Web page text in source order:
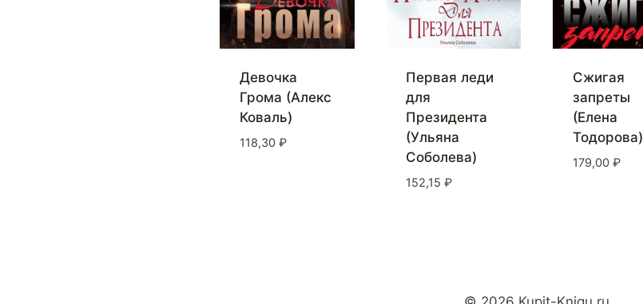
Девочка
Грома (Алекс
Коваль)
118,30 ₽
Первая леди
для
Президента
(Ульяна
Соболева)
152,15 ₽
Сжигая
запреты
(Елена
Тодорова)
179,00 ₽